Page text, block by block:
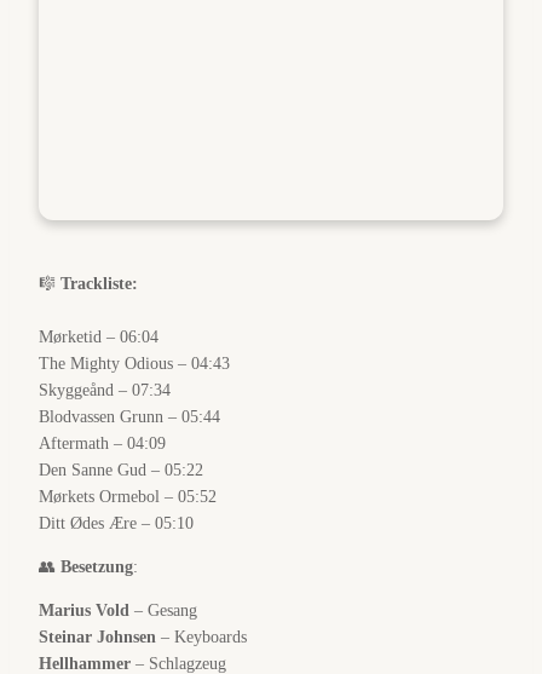
🎼 Trackliste:
Mørketid – 06:04
The Mighty Odious – 04:43
Skyggeånd – 07:34
Blodvassen Grunn – 05:44
Aftermath – 04:09
Den Sanne Gud – 05:22
Mørkets Ormebol – 05:52
Ditt Ødes Ære – 05:10
👥 Besetzung:
Marius Vold – Gesang
Steinar Johnsen – Keyboards
Hellhammer – Schlagzeug